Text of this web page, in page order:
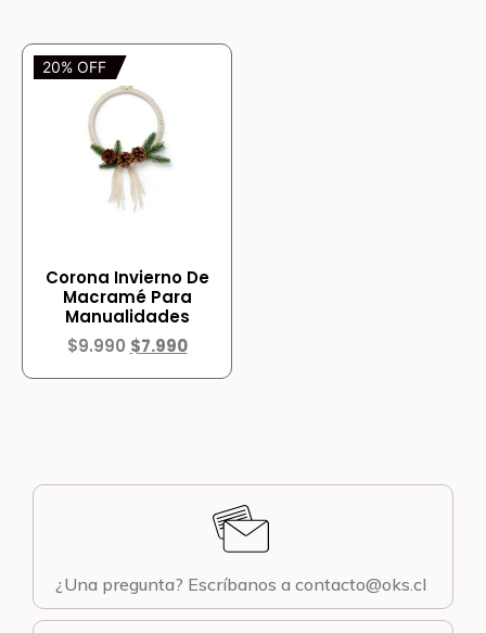
20% OFF
Corona Invierno De
Macramé Para
Manualidades
$9.990 $7.990
¿Una pregunta? Escríbanos a contacto@oks.cl